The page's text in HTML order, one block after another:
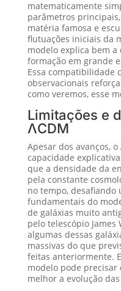
matematicamente
parâmetros
matéria famosa e
flutuações iniciais da
modelo explica bem a
formação em grande
Essa compatibilidade
observacionais
como veremos, esse
Limitações e
ΛCDM
Apesar dos avanços, o
capacidade
que a densidade da
pela constante
no tempo, desafiando
fundamentais do
de galáxias muito
pelo telescópio James
algumas dessas
massivas do que
feitas anteriormente.
modelo pode
melhor a evolução